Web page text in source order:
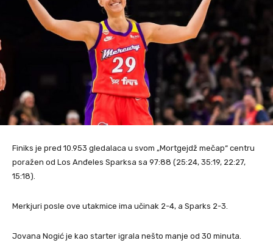
Finiks je pred 10.953 gledalaca u svom „Mortgejdž mečap“ centru
poražen od Los Anđeles Sparksa sa 97:88 (25:24, 35:19, 22:27,
15:18).
Merkjuri posle ove utakmice ima učinak 2-4, a Sparks 2-3.
Jovana Nogić je kao starter igrala nešto manje od 30 minuta.